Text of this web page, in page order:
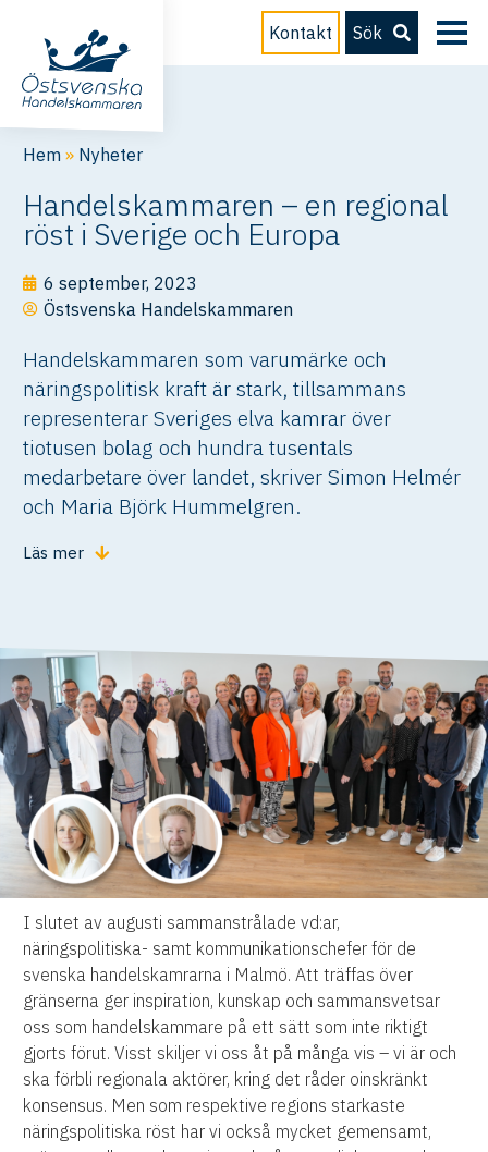
Kontakt Sök
Hem » Nyheter
Handelskammaren – en regional
röst i Sverige och Europa
6 september, 2023
Östsvenska Handelskammaren
Handelskammaren som varumärke och
näringspolitisk kraft är stark, tillsammans
representerar Sveriges elva kamrar över
tiotusen bolag och hundra tusentals
medarbetare över landet, skriver Simon Helmér
och Maria Björk Hummelgren.
Läs mer
I slutet av augusti sammanstrålade vd:ar,
näringspolitiska- samt kommunikationschefer för de
svenska handelskamrarna i Malmö. Att träffas över
gränserna ger inspiration, kunskap och sammansvetsar
oss som handelskammare på ett sätt som inte riktigt
gjorts förut. Visst skiljer vi oss åt på många vis – vi är och
ska förbli regionala aktörer, kring det råder oinskränkt
konsensus. Men som respektive regions starkaste
näringspolitiska röst har vi också mycket gemensamt,